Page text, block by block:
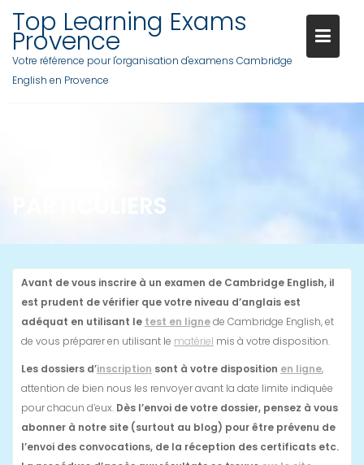
content
Top Learning Exams
Provence
Votre référence pour l'organisation d'examens Cambridge
English en Provence
PARTICULIERS
Avant de vous inscrire à un examen de Cambridge English, il
est prudent de vérifier que votre niveau d’anglais est
adéquat en utilisant le test en lignede Cambridge English, et
de vous préparer en utilisant le matériel mis à votre disposition.
Les dossiers d’inscription sont à votre disposition en ligne,
attention de bien nous les renvoyer avant la date limite indiquée
pour chacun d’eux. Dès l’envoi de votre dossier, pensez à vous
abonner à notre site (surtout au blog) pour être prévenu de
l’envoi des convocations, de la réception des certificats etc.